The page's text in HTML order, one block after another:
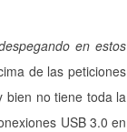
en estos
de las peticiones
bien no tiene toda la
USB 3.0 en